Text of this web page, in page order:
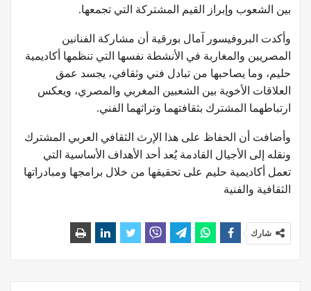
بين الشعوب وإبراز القيم المشتركة التي تجمعها.
وأكدت البروفيسور آمال بورقية أن مشاركة الفنانين
المصريين والمغاربة في الأنشطة نفسها التي تنظمها أكاديمية
حليم، وما يصاحبها من تبادل فني وثقافي، يجسد عمق
العلاقات الأخوية بين الشعبين المغربي والمصري، ويعكس
ارتباطهما المشترك بثقافتهما وتراثهما الفني.
وأضافت أن الحفاظ على هذا الإرث الثقافي العربي المشترك
ونقله إلى الأجيال القادمة يُعد أحد الأهداف الأساسية التي
تعمل أكاديمية حليم على تحقيقها من خلال برامجها ومبادراتها
الثقافية والفنية
شارك